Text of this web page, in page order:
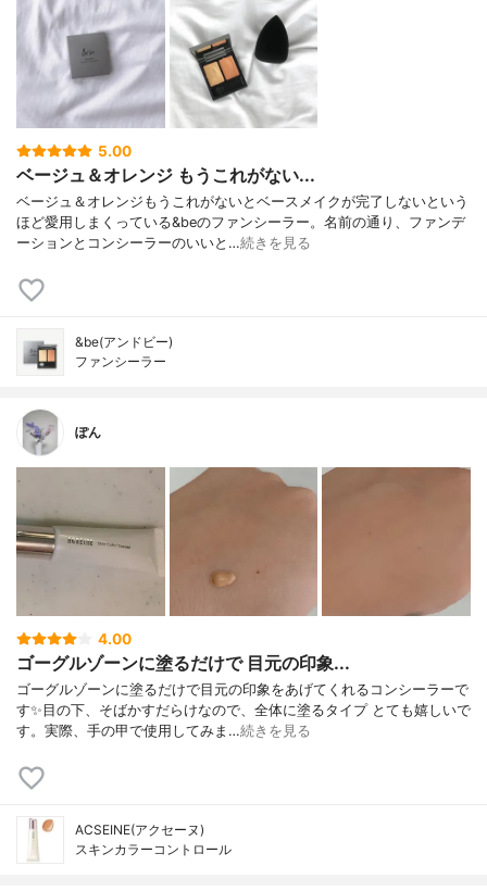
5.00
ベージュ＆オレンジ もうこれがない...
ベージュ＆オレンジもうこれがないとベースメイクが完了しないという
ほど愛用しまくっている&beのファンシーラー。名前の通り、ファンデ
ーションとコンシーラーのいいと…続きを見る
&be(アンドビー)
ファンシーラー
ぽん
4.00
ゴーグルゾーンに塗るだけで 目元の印象...
ゴーグルゾーンに塗るだけで目元の印象をあげてくれるコンシーラーで
す✨目の下、そばかすだらけなので、全体に塗るタイプ とても嬉しいで
す。実際、手の甲で使用してみま…続きを見る
ACSEINE(アクセーヌ)
スキンカラーコントロール